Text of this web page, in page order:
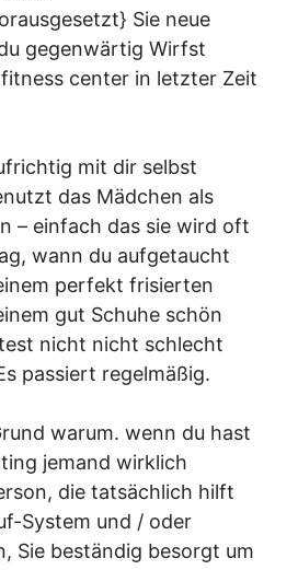
Sie neue
gegenwärtig Wirfst
center in letzter Zeit
mit dir selbst
das Mädchen als
– einfach das sie wird oft
wann du aufgetaucht
perfekt frisierten
gut Schuhe schön
nicht nicht schlecht
passiert regelmäßig.
warum. wenn du hast
jemand wirklich
die tatsächlich hilft
System und / oder
Sie beständig besorgt um